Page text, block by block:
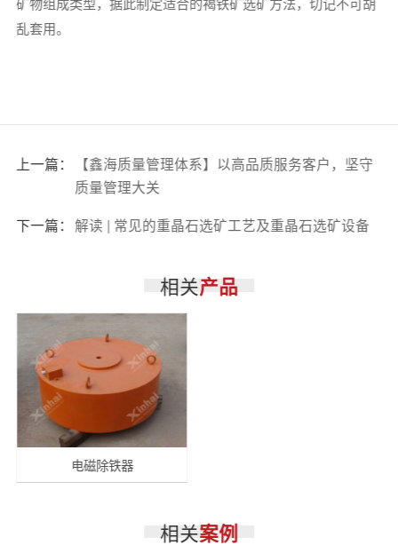
乱套用。
上一篇：
【鑫海质量管理体系】以高品质服务客户，坚守
质量管理大关
下一篇： 解读 | 常见的重晶石选矿工艺及重晶石选矿设备
相关产品
电磁除铁器
相关案例